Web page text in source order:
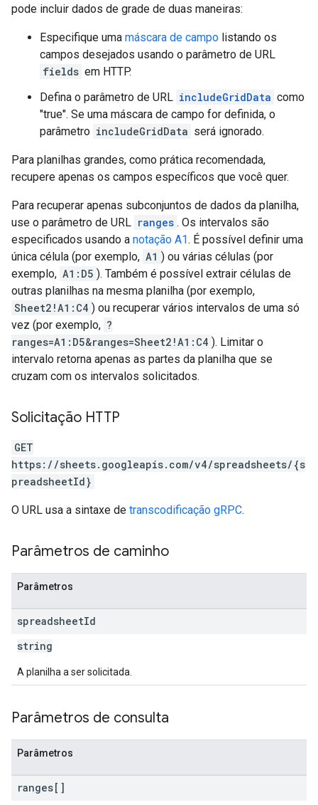
pode incluir dados de grade de duas maneiras:
Especifique uma máscara de campo listando os
campos desejados usando o parâmetro de URL
fields em HTTP.
Defina o parâmetro de URL includeGridData como
"true". Se uma máscara de campo for definida, o
parâmetro includeGridData será ignorado.
Para planilhas grandes, como prática recomendada,
recupere apenas os campos específicos que você quer.
Para recuperar apenas subconjuntos de dados da planilha,
use o parâmetro de URL ranges . Os intervalos são
especificados usando a notação A1. É possível definir uma
única célula (por exemplo, A1 ) ou várias células (por
exemplo, A1:D5 ). Também é possível extrair células de
outras planilhas na mesma planilha (por exemplo,
Sheet2!A1:C4 ) ou recuperar vários intervalos de uma só
vez (por exemplo, ?
ranges=A1:D5&ranges=Sheet2!A1:C4 ). Limitar o
intervalo retorna apenas as partes da planilha que se
cruzam com os intervalos solicitados.
Solicitação HTTP
GET
https://sheets.googleapis.com/v4/spreadsheets/{s
preadsheetId}
O URL usa a sintaxe de transcodificação gRPC.
Parâmetros de caminho
Parâmetros
spreadsheetId
string
A planilha a ser solicitada.
Parâmetros de consulta
Parâmetros
ranges[]